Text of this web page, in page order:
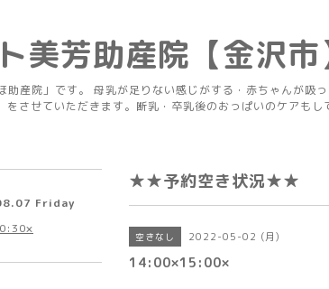
美芳助産院【金沢市
産院」です。 母乳が足りない感じがする・赤ちゃんが吸
させていただきます。断乳・卒乳後のおっぱいのケアもし
★★予約空き状況★★
空きなし 2022-05-02 (月)
14:00×15:00×
Friday